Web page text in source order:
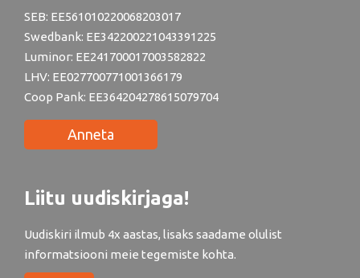
SEB: EE561010220068203017
Swedbank: EE342200221043391225
Luminor: EE241700017003582822
LHV: EE027700771001366179
Coop Pank: EE364204278615079704
Anneta
Liitu uudiskirjaga!
Uudiskiri ilmub 4x aastas, lisaks saadame olulist
informatsiooni meie tegemiste kohta.